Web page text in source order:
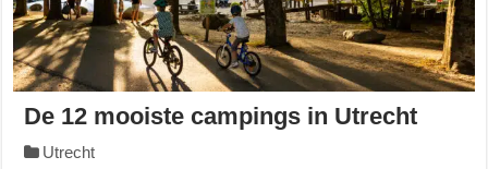
De 12 mooiste campings in Utrecht
Utrecht